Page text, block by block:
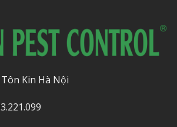
Kin Hà Nội